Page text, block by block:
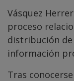
Vásquez
proceso
distribución de
información
Tras